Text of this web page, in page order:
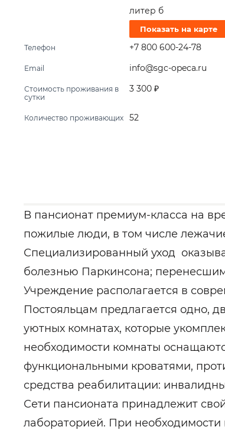
литер б
Показать на карте
Телефон +7 800 600-24-78
Email info@sgc-opeca.ru
Стоимость проживания в
сутки
3 300 ₽
Количество проживающих 52
В пансионат премиум-класса на
пожилые люди, в том числе
Специализированный уход
болезнью Паркинсона;
Учреждение располагается в
Постояльцам предлагается одно,
уютных комнатах, которые
необходимости комнаты
функциональными кроватями,
средства реабилитации:
Сети пансионата принадлежит
лабораторией. При